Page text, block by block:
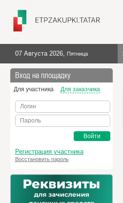
07 Августа 2026, Пятница
Вход на площадку
Для участника Для заказчика
Логин
Пароль
Войти
Регистрация участника
Восстановить пароль